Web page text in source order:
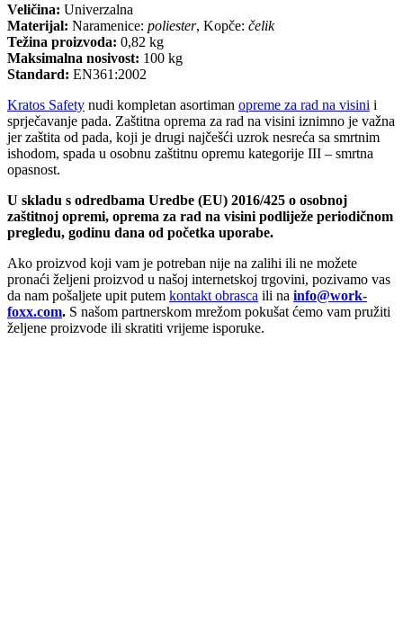
Veličina: Univerzalna
Materijal: Naramenice: poliester, Kopče: čelik
Težina proizvoda: 0,82 kg
Maksimalna nosivost: 100 kg
Standard: EN361:2002
Kratos Safety nudi kompletan asortiman opreme za rad na visini i
sprječavanje pada. Zaštitna oprema za rad na visini iznimno je važna
jer zaštita od pada, koji je drugi najčešći uzrok nesreća sa smrtnim
ishodom, spada u osobnu zaštitnu opremu kategorije III – smrtna
opasnost.
U skladu s odredbama Uredbe (EU) 2016/425 o osobnoj
zaštitnoj opremi, oprema za rad na visini podliježe periodičnom
pregledu, godinu dana od početka uporabe.
Ako proizvod koji vam je potreban nije na zalihi ili ne možete
pronaći željeni proizvod u našoj internetskoj trgovini, pozivamo vas
da nam pošaljete upit putem kontakt obrasca ili na info@work-
foxx.com. S našom partnerskom mrežom pokušat ćemo vam pružiti
željene proizvode ili skratiti vrijeme isporuke.